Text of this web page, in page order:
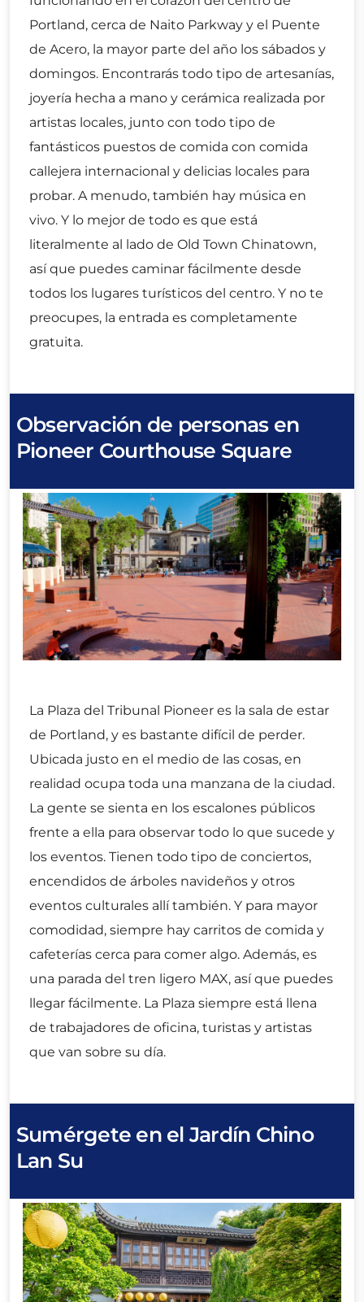
Portland, cerca de Naito Parkway y el Puente
de Acero, la mayor parte del año los sábados y
domingos. Encontrarás todo tipo de artesanías,
joyería hecha a mano y cerámica realizada por
artistas locales, junto con todo tipo de
fantásticos puestos de comida con comida
callejera internacional y delicias locales para
probar. A menudo, también hay música en
vivo. Y lo mejor de todo es que está
literalmente al lado de Old Town Chinatown,
así que puedes caminar fácilmente desde
todos los lugares turísticos del centro. Y no te
preocupes, la entrada es completamente
gratuita.
Observación de personas en
Pioneer Courthouse Square
La Plaza del Tribunal Pioneer es la sala de estar
de Portland, y es bastante difícil de perder.
Ubicada justo en el medio de las cosas, en
realidad ocupa toda una manzana de la ciudad.
La gente se sienta en los escalones públicos
frente a ella para observar todo lo que sucede y
los eventos. Tienen todo tipo de conciertos,
encendidos de árboles navideños y otros
eventos culturales allí también. Y para mayor
comodidad, siempre hay carritos de comida y
cafeterías cerca para comer algo. Además, es
una parada del tren ligero MAX, así que puedes
llegar fácilmente. La Plaza siempre está llena
de trabajadores de oficina, turistas y artistas
que van sobre su día.
Sumérgete en el Jardín Chino
Lan Su